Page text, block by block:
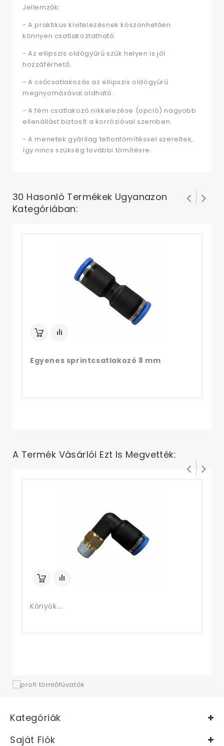
Jellemzők:
- A praktikus kivitelezésnek köszönhetően
könnyen csatlakoztatható.
- Az ellipszis oldógyűrű szűk helyen is jól
hozzáférhető.
- A csőcsatlakozás az ellipszis oldógyűrű
megnyomásával oldható.
- A fém csatlakozó nikkelezése (opció) nagyobb
ellenállást biztosít a korrózióval szemben.
- A menetek gyárilag teflontömítéssel szereltek,
így nincs szükség további tömítésre.
30 Hasonló Termékek Ugyanazon
Kategóriában:
Egyenes sprintcsatlakozó 8 mm
A Termék Vásárlói Ezt Is Megvették:
Könyök...
Kategóriák
Saját Fiók